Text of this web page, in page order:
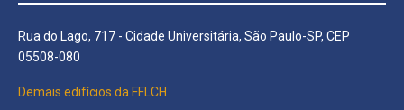
Rua do Lago, 717 - Cidade Universitária, São Paulo-SP, CEP
05508-080
Demais edifícios da FFLCH